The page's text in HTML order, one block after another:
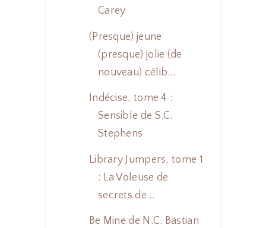
Carey
(Presque) jeune
(presque) jolie (de
nouveau) célib...
Indécise, tome 4 :
Sensible de S.C.
Stephens
Library Jumpers, tome 1
: La Voleuse de
secrets de...
Be Mine de N.C. Bastian